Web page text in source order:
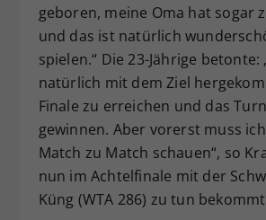
geboren, meine Oma hat sogar
und das ist natürlich
spielen.“ Die 23-Jährige betonte:
natürlich mit dem Ziel
Finale zu erreichen und das
gewinnen. Aber vorerst muss
Match zu Match schauen“, so
nun im Achtelfinale mit der
Küng (WTA 286) zu tun